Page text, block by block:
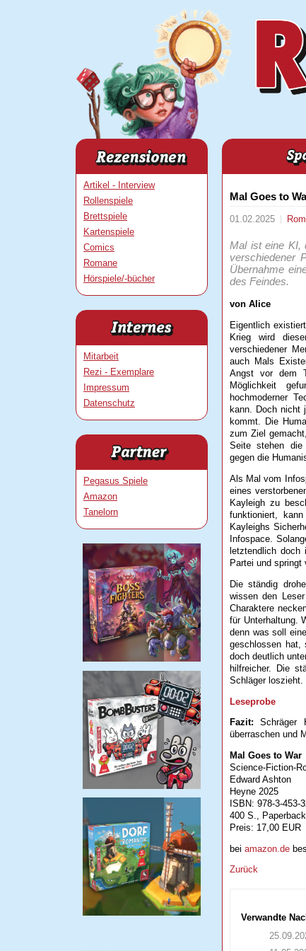
Artikel - Interview
Rollenspiele
Brettspiele
Kartenspiele
Comics
Romane
Hörspiele/-bücher
Mitarbeit
Rezi - Exemplare
Impressum
Datenschutz
Pegasus Spiele
Amazon
Tanelorn
Mal Goes to
01.02.2025
Mal ist eine KI,
verschiedener
Übernahme
des Feindes.
von Alice
Eigentlich
Krieg wird
verschiedener
auch Mals
Angst vor dem
Möglichkeit
hochmoderner
kann. Doch nicht
kommt. Die
zum Ziel
Seite stehen die
gegen die
Als Mal vom
eines
Kayleigh zu
funktioniert,
Kayleighs
Infospace.
letztendlich
Partei und springt
Die ständig
wissen den
Charaktere
für Unterhaltung.
denn was soll
geschlossen hat,
doch deutlich
hilfreicher. Die
Schläger loszieht.
Leseprobe
Fazit: Schräger
überraschen und
Mal Goes to War
Science-Fiction-
Edward Ashton
Heyne 2025
ISBN: 978-3-453-
400 S.,
Preis: 17,00 EUR
bei amazon.de
Zurück
Verwandte